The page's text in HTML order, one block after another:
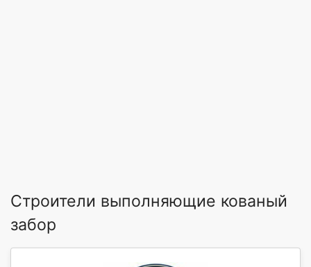
Строители выполняющие кованый
забор